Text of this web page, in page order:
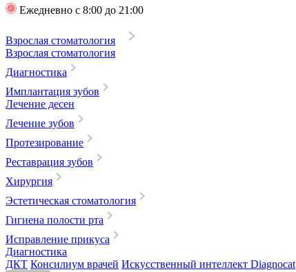
Ежедневно с 8:00 до 21:00
Взрослая стоматология
Взрослая стоматология
Диагностика
Имплантация зубов
Лечение десен
Лечение зубов
Протезирование
Реставрация зубов
Хирургия
Эстетическая стоматология
Гигиена полости рта
Исправление прикуса
Диагностика
ДКТ Консилиум врачей Искусственный интеллект Diagnocat